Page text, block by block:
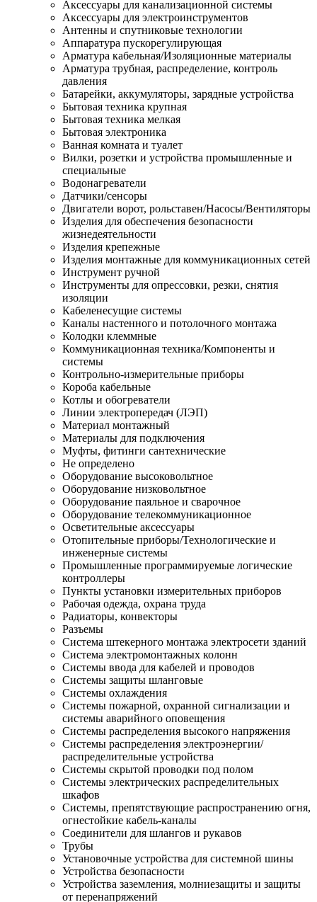
Аксессуары для канализационной системы
Аксессуары для электроинструментов
Антенны и спутниковые технологии
Аппаратура пускорегулирующая
Арматура кабельная/Изоляционные материалы
Арматура трубная, распределение, контроль
давления
Батарейки, аккумуляторы, зарядные устройства
Бытовая техника крупная
Бытовая техника мелкая
Бытовая электроника
Ванная комната и туалет
Вилки, розетки и устройства промышленные и
специальные
Водонагреватели
Датчики/сенсоры
Двигатели ворот, рольставен/Насосы/Вентиляторы
Изделия для обеспечения безопасности
жизнедеятельности
Изделия крепежные
Изделия монтажные для коммуникационных сетей
Инструмент ручной
Инструменты для опрессовки, резки, снятия
изоляции
Кабеленесущие системы
Каналы настенного и потолочного монтажа
Колодки клеммные
Коммуникационная техника/Компоненты и
системы
Контрольно-измерительные приборы
Короба кабельные
Котлы и обогреватели
Линии электропередач (ЛЭП)
Материал монтажный
Материалы для подключения
Муфты, фитинги сантехнические
Не определено
Оборудование высоковольтное
Оборудование низковольтное
Оборудование паяльное и сварочное
Оборудование телекоммуникационное
Осветительные аксессуары
Отопительные приборы/Технологические и
инженерные системы
Промышленные программируемые логические
контроллеры
Пункты установки измерительных приборов
Рабочая одежда, охрана труда
Радиаторы, конвекторы
Разъемы
Система штекерного монтажа электросети зданий
Система электромонтажных колонн
Системы ввода для кабелей и проводов
Системы защиты шланговые
Системы охлаждения
Системы пожарной, охранной сигнализации и
системы аварийного оповещения
Системы распределения высокого напряжения
Системы распределения электроэнергии/
распределительные устройства
Системы скрытой проводки под полом
Системы электрических распределительных
шкафов
Системы, препятствующие распространению огня,
огнестойкие кабель-каналы
Соединители для шлангов и рукавов
Трубы
Установочные устройства для системной шины
Устройства безопасности
Устройства заземления, молниезащиты и защиты
от перенапряжений